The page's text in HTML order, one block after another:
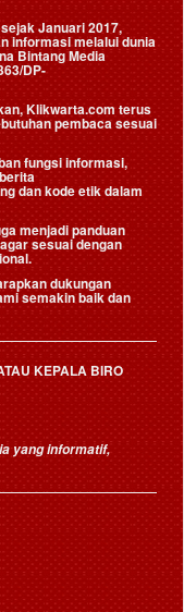
Januari 2017,
informasi melalui dunia
Bintang Media
DP-
Klikwarta.com terus
pembaca sesuai
fungsi informasi,
dan kode etik dalam
menjadi panduan
sesuai dengan
dukungan
semakin baik dan
KEPALA BIRO
yang informatif,